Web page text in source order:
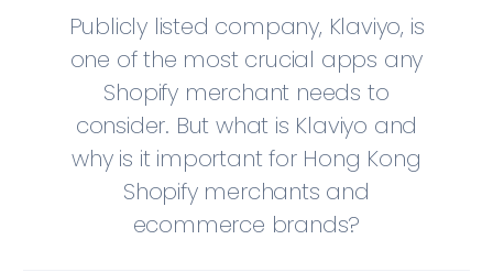
Publicly listed company, Klaviyo, is
one of the most crucial apps any
Shopify merchant needs to
consider. But what is Klaviyo and
why is it important for Hong Kong
Shopify merchants and
ecommerce brands?